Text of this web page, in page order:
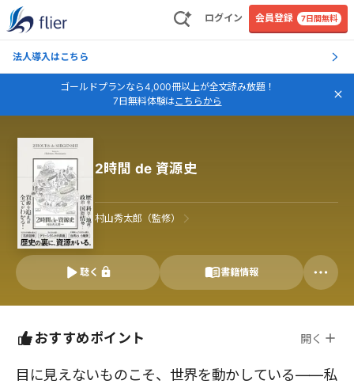
ログイン 会員登録 7日間無料
法人導入はこちら
ゴールドプランなら4,000冊以上が全文読み放題！
7日無料体験はこちらから
2時間 de 資源史
村山秀太郎（監修）
聴く 書籍情報
おすすめポイント 開く
目に見えないものこそ、世界を動かしている――私